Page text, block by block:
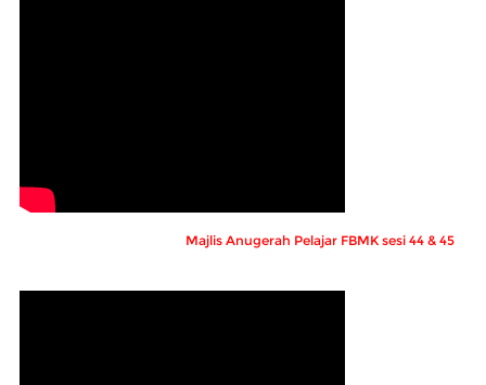
Majlis Anugerah Pelajar FBMK sesi 44 & 45